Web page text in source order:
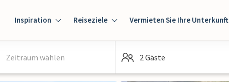
Inspiration Reiseziele Vermieten Sie Ihre Unterkunft
Zeitraum wählen 2 Gäste